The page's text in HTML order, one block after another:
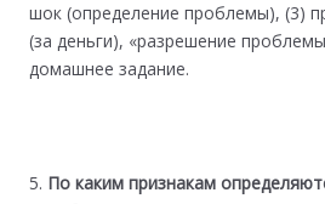
шок (определение проблемы), (3)
(за деньги), «разрешение
домашнее задание.
По каким признакам